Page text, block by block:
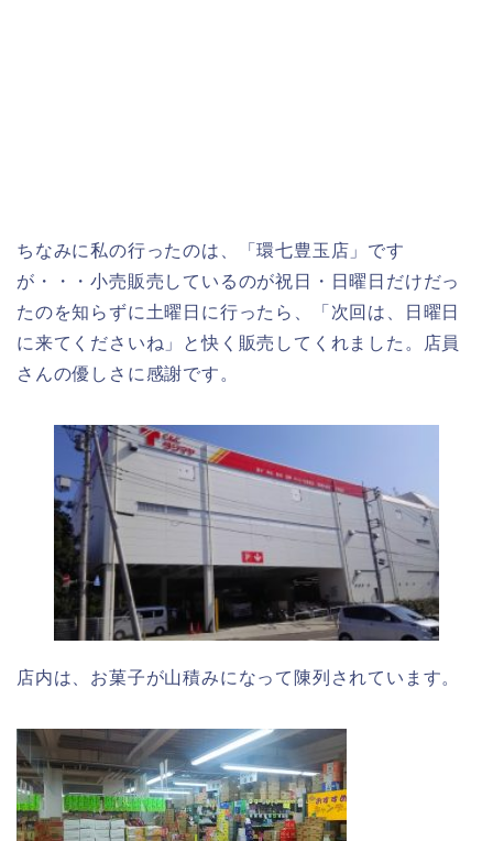
ちなみに私の行ったのは、「環七豊玉店」です
が・・・小売販売しているのが祝日・日曜日だけだっ
たのを知らずに土曜日に行ったら、「次回は、日曜日
に来てくださいね」と快く販売してくれました。店員
さんの優しさに感謝です。
店内は、お菓子が山積みになって陳列されています。